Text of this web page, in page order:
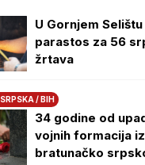
U Gornjem
parastos za 56
žrtava
/ BIH
34 godine od
vojnih formacija
bratunačko